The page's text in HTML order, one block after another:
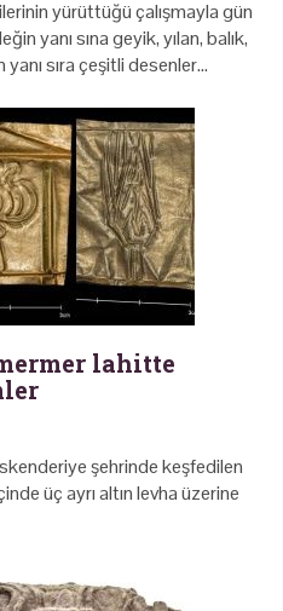
yürüttüğü çalışmayla gün
yanı sına geyik, yılan, balık,
sıra çeşitli desenler…
lahitte
şehrinde keşfedilen
üç ayrı altın levha üzerine